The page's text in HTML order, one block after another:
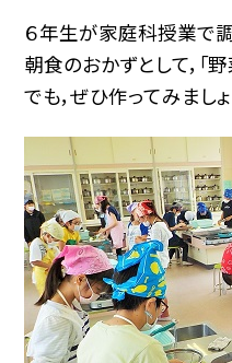
６年生が家庭科授業で
朝食のおかずとして，「
でも，ぜひ作ってみましょ